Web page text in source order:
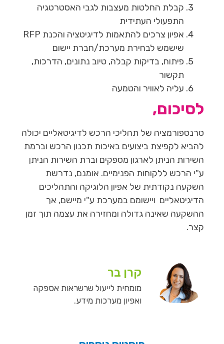
קבלת החלטות מעצבות לגבי האסטרטגיה
התפעולי העתידית
אפיון צרכים להתאמות לדיגיטציה והכנת RFP
שישמש לבחירת מערכת/חברת יישום
פיתוח, בדיקות קבלה, טיוב נתונים, הדרכות,
תקשור
עליה לאוויר והטמעה
לסיכום,
טרנספורמציה של תהליכי הרכש לדיגיטאליים יכולה
להביא לקפיצת ביצועים באיכות תכנון הרכש וברמת
השירות הניתן לארגון מספקים וברת השירות הניתן
ע"י הרכש ללקוחות הפנימיים. אומנם, נדרשת
השקעה נקודתית של אפיון הלוגיקה והתהליכים
הדיגיטאליים ויישומם במערכת ע"י מיישם, אך
ההשקעה שאינה גדולה ומחזירה את עצמה תוך זמן
קצר.
קרן בר
מומחית לייעול שרשראות אספקה
ואפיון מערכות מידע.